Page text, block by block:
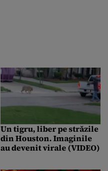
Un tigru, liber pe străzile
din Houston. Imaginile
au devenit virale (VIDEO)